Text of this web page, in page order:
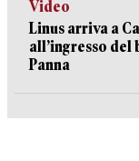
Video
Linus arriva a
all’ingresso del
Panna